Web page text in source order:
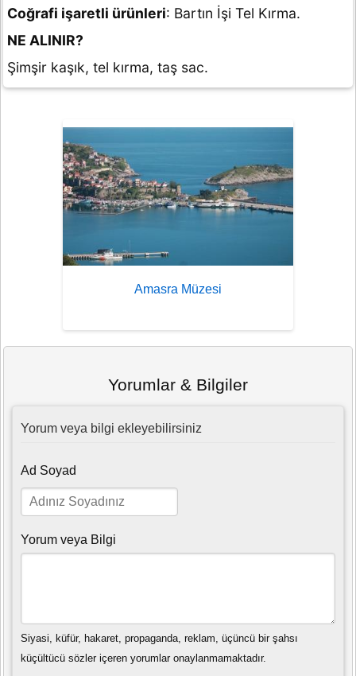
Coğrafi işaretli ürünleri: Bartın İşi Tel Kırma.
NE ALINIR?
Şimşir kaşık, tel kırma, taş sac.
Amasra Müzesi
Yorumlar & Bilgiler
Yorum veya bilgi ekleyebilirsiniz
Ad Soyad
Yorum veya Bilgi
Siyasi, küfür, hakaret, propaganda, reklam, üçüncü bir şahsı
küçültücü sözler içeren yorumlar onaylanmamaktadır.